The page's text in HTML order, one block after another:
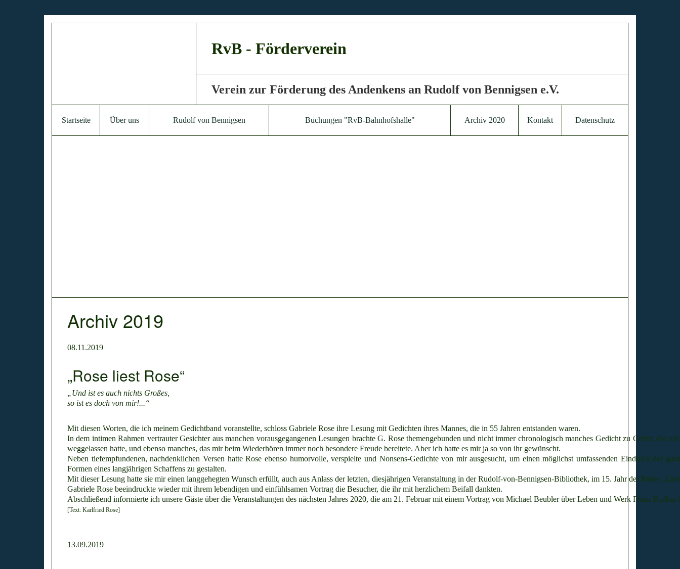
RvB - Förderverein
Verein zur Förderung des Andenkens an Rudolf von Bennigsen e.V.
Startseite Über uns Rudolf von Bennigsen Buchungen "RvB-Bahnhofshalle" Archiv 2020 Kontakt Datenschutz
Archiv 2019
08.11.2019
„Rose liest Rose“
„Und ist es auch nichts Großes,
so ist es doch von mir!...“
Mit diesen Worten, die ich meinem Gedichtband voranstellte, schloss Gabriele Rose ihre Lesung mit Gedichten ihres Mannes, die in 55 Jahren entstanden waren.
In dem intimen Rahmen vertrauter Gesichter aus manchen vorausgegangenen Lesungen brachte G. Rose themengebunden und nicht immer chronologisch manches Gedicht zu Gehör, die
weggelassen hatte, und ebenso manches, das mir beim Wiederhören immer noch besondere Freude bereitete. Aber ich hatte es mir ja so von ihr gewünscht.
Neben tiefempfundenen, nachdenklichen Versen hatte Rose ebenso humorvolle, verspielte und Nonsens-Gedichte von mir ausgesucht, um einen möglichst umfassenden Eindruck der
Formen eines langjährigen Schaffens zu gestalten.
Mit dieser Lesung hatte sie mir einen langgehegten Wunsch erfüllt, auch aus Anlass der letzten, diesjährigen Veranstaltung in der Rudolf-von-Bennigsen-Bibliothek, im 15. Jahr der Reihe
Gabriele Rose beeindruckte wieder mit ihrem lebendigen und einfühlsamen Vortrag die Besucher, die ihr mit herzlichem Beifall dankten.
Abschließend informierte ich unsere Gäste über die Veranstaltungen des nächsten Jahres 2020, die am 21. Februar mit einem Vortrag von Michael Beubler über Leben und Werk Franz Kafkas
[Text: Karlfried Rose]
13.09.2019